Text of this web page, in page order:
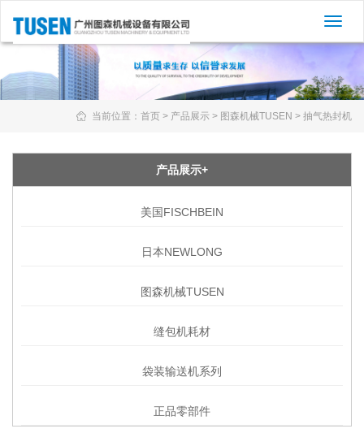
切
换
当前位置： 首页 > 产品展示 > 图森机械TUSEN > 抽气热封机
产品展示+
美国FISCHBEIN
日本NEWLONG
图森机械TUSEN
缝包机耗材
袋装输送机系列
正品零部件